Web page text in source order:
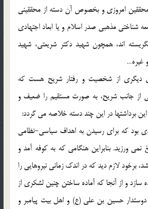
امروزی و بخصوص آن دسته از محققینی
شناختی مذهبی صدر اسلام و یا ابعاد اجتهادی
اند، همچون شهید دکتر شریعتی، شهید
غیره…
دیگری از شخصیت و رفتار شریح هست که
از جانب شریح، به صورت مستقیم را ضعیف و
برداشتها در این چند دسته خلاصه می گردد:
بود که برای رسیدن به اهداف سیاسی-نظامی
ورزید. بنابراین هنگامی که به کوفه آمد و
برخود لازم دید که در اندک زمانی نیروهایی را
سازد و از آنجا که آماده ساختن چنین لشکری از
حسین بن علی (ع) و اهل بیت پیامبر و